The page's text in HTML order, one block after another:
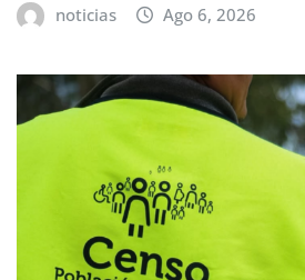
noticias Ago 6, 2026